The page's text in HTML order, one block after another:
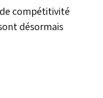
compétitivité
désormais